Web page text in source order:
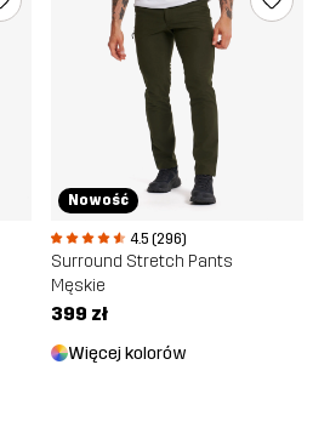
Nowość
4.5 (296)
Surround Stretch Pants
Męskie
399 zł
Więcej kolorów